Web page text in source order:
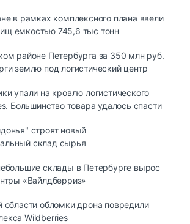
в рамках комплексного плана ввели
емкостью 745,6 тыс тонн
районе Петербурга за 350 млн руб.
землю под логистический центр
упали на кровлю логистического
Большинство товара удалось спасти
строят новый
склад сырья
склады в Петербурге вырос
«Вайлдберриз»
области обломки дрона повредили
Wildberries